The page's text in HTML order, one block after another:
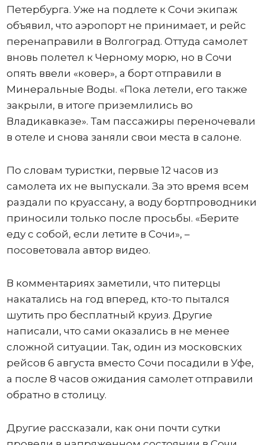
Петербурга. Уже на подлете к Сочи экипаж
объявил, что аэропорт не принимает, и рейс
перенаправили в Волгоград. Оттуда самолет
вновь полетел к Черному морю, но в Сочи
опять ввели «ковер», а борт отправили в
Минеральные Воды. «Пока летели, его также
закрыли, в итоге приземлились во
Владикавказе». Там пассажиры переночевали
в отеле и снова заняли свои места в салоне.
По словам туристки, первые 12 часов из
самолета их не выпускали. За это время всем
раздали по круассану, а воду бортпроводники
приносили только после просьбы. «Берите
еду с собой, если летите в Сочи», –
посоветовала автор видео.
В комментариях заметили, что питерцы
накатались на год вперед, кто-то пытался
шутить про бесплатный круиз. Другие
написали, что сами оказались в не менее
сложной ситуации. Так, один из московских
рейсов 6 августа вместо Сочи посадили в Уфе,
а после 8 часов ожидания самолет отправили
обратно в столицу.
Другие рассказали, как они почти сутки